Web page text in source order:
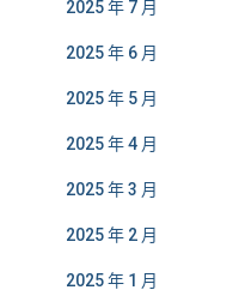
2025 年 7 月
2025 年 6 月
2025 年 5 月
2025 年 4 月
2025 年 3 月
2025 年 2 月
2025 年 1 月